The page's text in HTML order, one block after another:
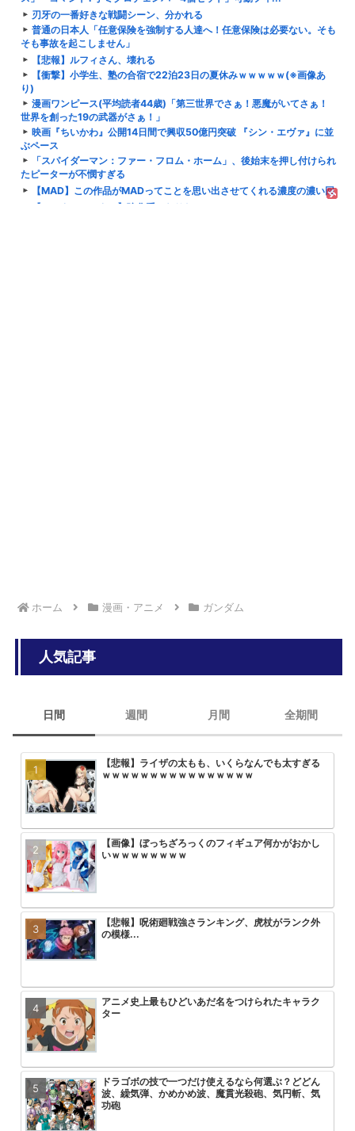
刃牙の一番好きな戦闘シーン、分かれる
普通の日本人「任意保険を強制する人達へ！任意保険は必要ない。そも
そも事故を起こしません」
【悲報】ルフィさん、壊れる
【衝撃】小学生、塾の合宿で22泊23日の夏休みｗｗｗｗｗ(※画像あ
り)
漫画ワンピース(平均読者44歳)「第三世界でさぁ！悪魔がいてさぁ！
世界を創った19の武器がさぁ！」
映画『ちいかわ』公開14日間で興収50億円突破 『シン・エヴァ』に並
ぶペース
「スパイダーマン：ファー・フロム・ホーム」、後始末を押し付けられ
たピーターが不憫すぎる
【MAD】この作品がMADってことを思い出させてくれる濃度の濃い回
【ハンターハンター】強化系になりたい
ホーム 漫画・アニメ ガンダム
人気記事
日間
【悲報】ライザの太もも、いくらなんでも太すぎる
ｗｗｗｗｗｗｗｗｗｗｗｗｗｗｗｗ
【画像】ぼっちざろっくのフィギュア何かがおかし
いｗｗｗｗｗｗｗｗ
【悲報】呪術廻戦強さランキング、虎杖がランク外
の模様...
アニメ史上最もひどいあだ名をつけられたキャラク
ター
ドラゴボの技で一つだけ使えるなら何選ぶ？どどん
波、繰気弾、かめかめ波、魔貫光殺砲、気円斬、気
功砲
週間
【画像】ひぐらし「女子小学生を
っ込んで、糞尿まみれで窒息死さ
美味しんぼvs将太の寿司のワサビ
【悲報】最近のプリキュアヒロイ
HUNTER×HUNTERのこいつって
【悲報】アーニャ・フォージャー
まう
月間
みいちゃんと山田さん、次号最終回
アニメ無職転生3期が始まるけどこ
【画像】「彼岸島」の作者がヤニ
【朗報】ヤニねこ中国で大ヒット
無職転生第3期が第一話からいきな
コにして失禁させるシーンを流し
全期間
大人気エロ漫画「サバエとヤッた
回を迎える
【画像】トガちゃんの新作フィギ
【悲報】ワンパンマン3期の作画お
【悲報】ワンピース、適当につけ
速報 フリーレンの丸パクリ作品炎